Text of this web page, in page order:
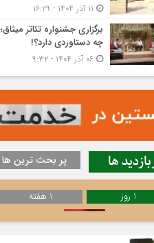
برگزاری جشنواره تئاتر میثاق؛
چه دستاوردی دارد؟!
ها پر بحث ترین ها
1 روز 1 هفته